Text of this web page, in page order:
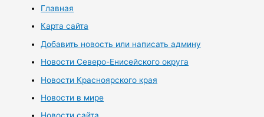
Главная
Карта сайта
Добавить новость или написать админу
Новости Северо-Енисейского округа
Новости Красноярского края
Новости в мире